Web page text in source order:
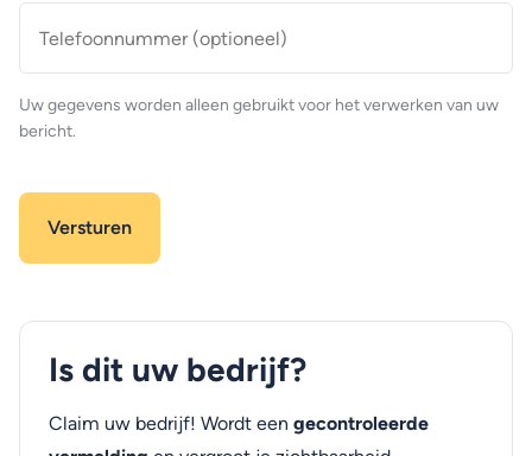
(optioneel)
Uw gegevens worden alleen gebruikt voor het verwerken van uw
bericht.
Is dit uw bedrijf?
Claim uw bedrijf! Wordt een gecontroleerde